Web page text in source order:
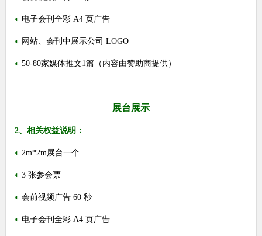
◐ 电子会刊全彩A4 页广告
◐ 网站、会刊中展示公司 LOGO
◐ 50-80家媒体推文1篇（内容由赞助商提供）
展台展示
2、相关权益说明：
◐ 2m*2m展台一个
◐ 3 张参会票
◐ 会前视频广告60 秒
◐ 电子会刊全彩A4 页广告